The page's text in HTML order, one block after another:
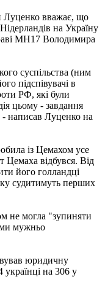
Луценко вважає, що
на Україну
МН17 Володимира
суспільства (ним
підспівувачі в
РФ, які були
цьому - завдання
написав Луценко на
із Цемахом усе
Цемаха відбувся. Від
його голландці
судитимуть перших
не могла "зупиняти
мужньо
юридичну
українці на 306 у